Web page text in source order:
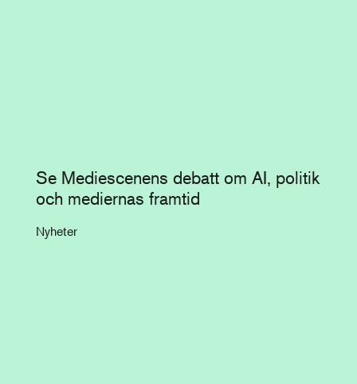
Se Mediescenens debatt om AI, politik
och mediernas framtid
Nyheter